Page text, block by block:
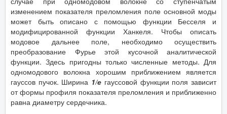
изменением показателя преломления поле основной моды
может быть описано с помощью функции Бесселя и
модифицированной функции Ханкеля. Чтобы описать
модовое дальнее поле, необходимо осуществить
преобразование Фурье этой кусочной аналитической
функции. Здесь пригодны только численные методы. Для
одномодового волокна хорошим приближением является
гауссов пучок. Ширина 1/е гауссовой функции поля зависит
от формы профиля показателя преломления и приближенно
равна диаметру сердечника.